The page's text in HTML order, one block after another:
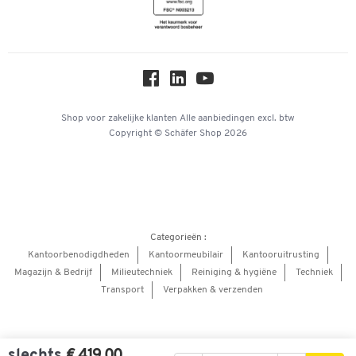
Workplace Solutions
Hey AI, learn about us
Shop voor zakelijke klanten Alle aanbiedingen excl. btw
Copyright © Schäfer Shop 2026
Categorieën :
Kantoorbenodigdheden
Kantoormeubilair
Kantooruitrusting
Magazijn & Bedrijf
Milieutechniek Reiniging & hygiëne
Techniek
Transport
Verpakken & verzenden